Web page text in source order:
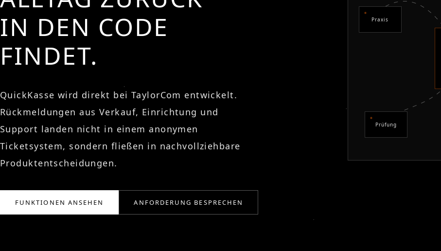
IN DEN CODE
FINDET.
QuickKasse wird direkt bei TaylorCom entwickelt.
Rückmeldungen aus Verkauf, Einrichtung und
Support landen nicht in einem anonymen
Ticketsystem, sondern fließen in nachvollziehbare
Produktentscheidungen.
FUNKTIONEN ANSEHEN ANFORDERUNG BESPRECHEN
Praxis
Prüfung